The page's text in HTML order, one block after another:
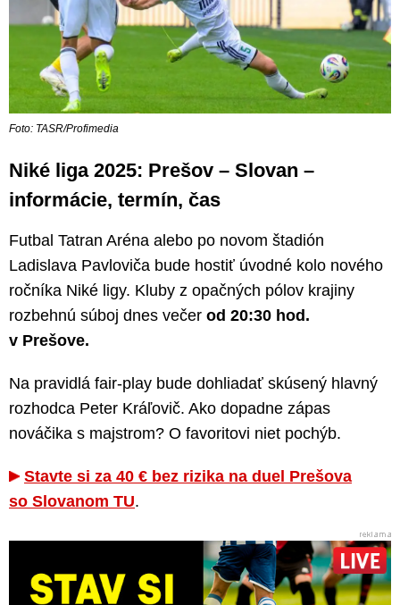
Foto: TASR/Profimedia
Niké liga 2025: Prešov – Slovan –
informácie, termín, čas
Futbal Tatran Aréna alebo po novom štadión
Ladislava Pavloviča bude hostiť úvodné kolo nového
ročníka Niké ligy. Kluby z opačných pólov krajiny
rozbehnú súboj dnes večer od 20:30 hod.
v Prešove.
Na pravidlá fair-play bude dohliadať skúsený hlavný
rozhodca Peter Kráľovič. Ako dopadne zápas
nováčika s majstrom? O favoritovi niet pochýb.
Stavte si za 40 € bez rizika na duel Prešova
so Slovanom TU.